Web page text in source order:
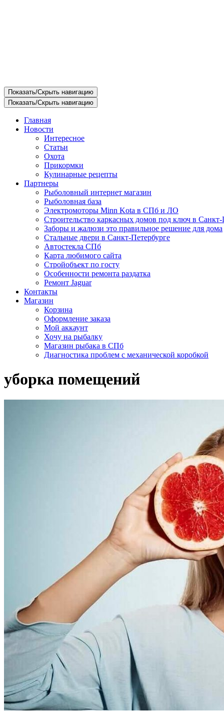
Показать/Скрыть навигацию
Показать/Скрыть навигацию
Главная
Новости
Интересное
Статьи
Охота
Прикормки
Кулинарные рецепты
Партнеры
Рыболовный интернет магазин
Рыболовная база
Электромоторы Minn Kota в СПб и ЛО
Строительство каркасных домов под ключ в Санкт-
Заборы и жалюзи это правильное решение для дома
Стальные двери в Санкт-Петербурге
Автостекла СПб
Карта любимого сайта
Стройобъект по госту
Особенности ремонта раздатка
Ремонт Jaguar
Контакты
Магазин
Корзина
Оформление заказа
Мой аккаунт
Хочу на рыбалку
Магазин рыбака в СПб
Диагностика проблем с механической коробкой
уборка помещений